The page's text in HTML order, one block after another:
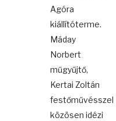
Agóra
kiállítóterme.
Máday
Norbert
műgyűjtő,
Kertai Zoltán
festőművésszel
közösen idézi